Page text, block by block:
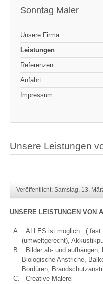
Sonntag Maler
Unsere Firma
Leistungen
Referenzen
Anfahrt
Impressum
Unsere Leistungen
Veröffentlicht: Samstag, 13.
UNSERE LEISTUNGEN VON
ALLES ist möglich : ( fast
(umweltgerecht),
Bilder ab- und aufhängen,
Biologische Anstriche,
Bordüren,
Creative Malerei